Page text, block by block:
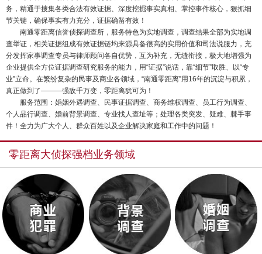
务，精通于搜集各类合法有效证据、深度挖掘事实真相、掌控事件核心，狠抓细
节关键，确保事实有力充分，证据确凿有效！
南通零距离信誉侦探调查所，服务特色为实地调查，调查结果全部为实地调
查举证，相关证据组成有效证据链均来源具备很高的实用价值和司法说服力，充
分发挥家事调查专员与律师顾问各自优势，互为补充，无缝衔接，极大地增强为
企业提供全方位证据调查研究服务的能力，用“证据”说话，靠“细节”取胜、以“专
业”立命。在繁纷复杂的民事及商业各领域，“南通零距离”用16年的沉淀与积累，
真正做到了———强敌千万变，零距离犹可为！
服务范围：婚姻外遇调查、民事证据调查、商务维权调查、员工行为调查、
个人品行调查、婚前背景调查、专业找人查址等；处理各类突发、疑难、棘手事
件！全力为广大个人、群众百姓以及企业解决家庭和工作中的问题！
零距离大侦探强档业务领域